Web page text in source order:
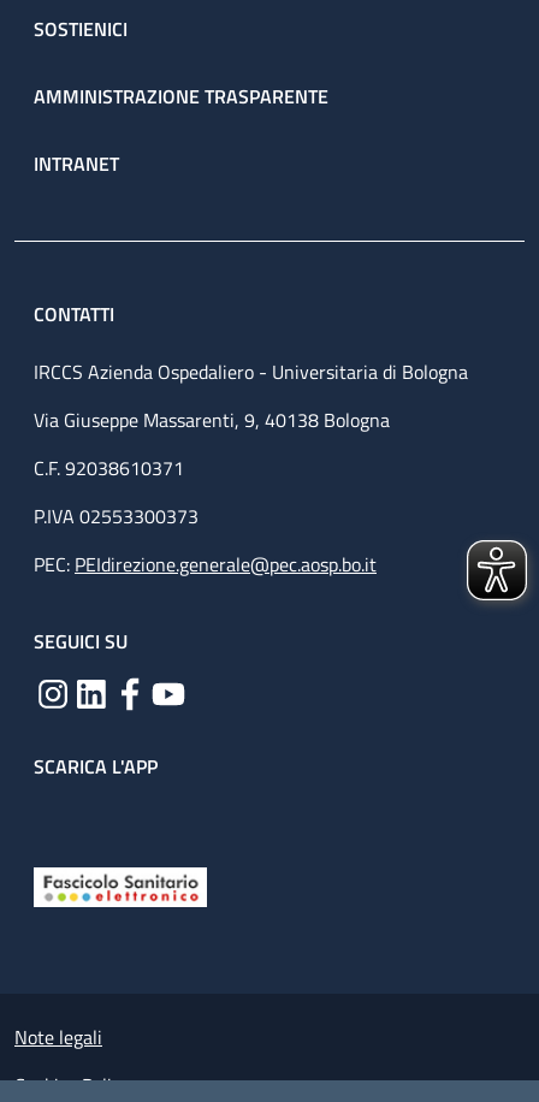
SOSTIENICI
AMMINISTRAZIONE TRASPARENTE
INTRANET
CONTATTI
IRCCS Azienda Ospedaliero - Universitaria di Bologna
Via Giuseppe Massarenti, 9, 40138 Bologna
C.F. 92038610371
P.IVA 02553300373
PEC: PEIdirezione.generale@pec.aosp.bo.it
SEGUICI SU
SCARICA L'APP
Small prints
Note legali
Cookies Policy